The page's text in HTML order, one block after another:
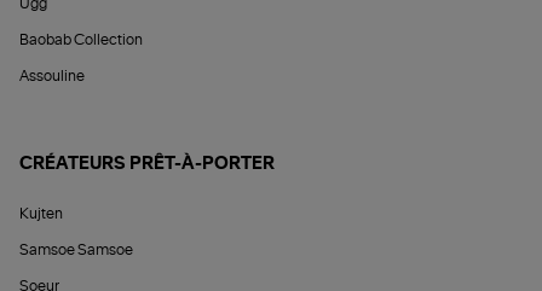
Ugg
Baobab Collection
Assouline
CRÉATEURS PRÊT-À-PORTER
Kujten
Samsoe Samsoe
Soeur